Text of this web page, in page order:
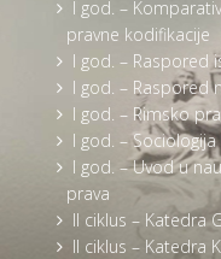
I god. –
pravne kodifikacije
I god. – Raspored
I god. – Raspored
I god. – Rimsko
I god. –
I god. – Uvod u
prava
II ciklus – Katedra
II ciklus – Katedra